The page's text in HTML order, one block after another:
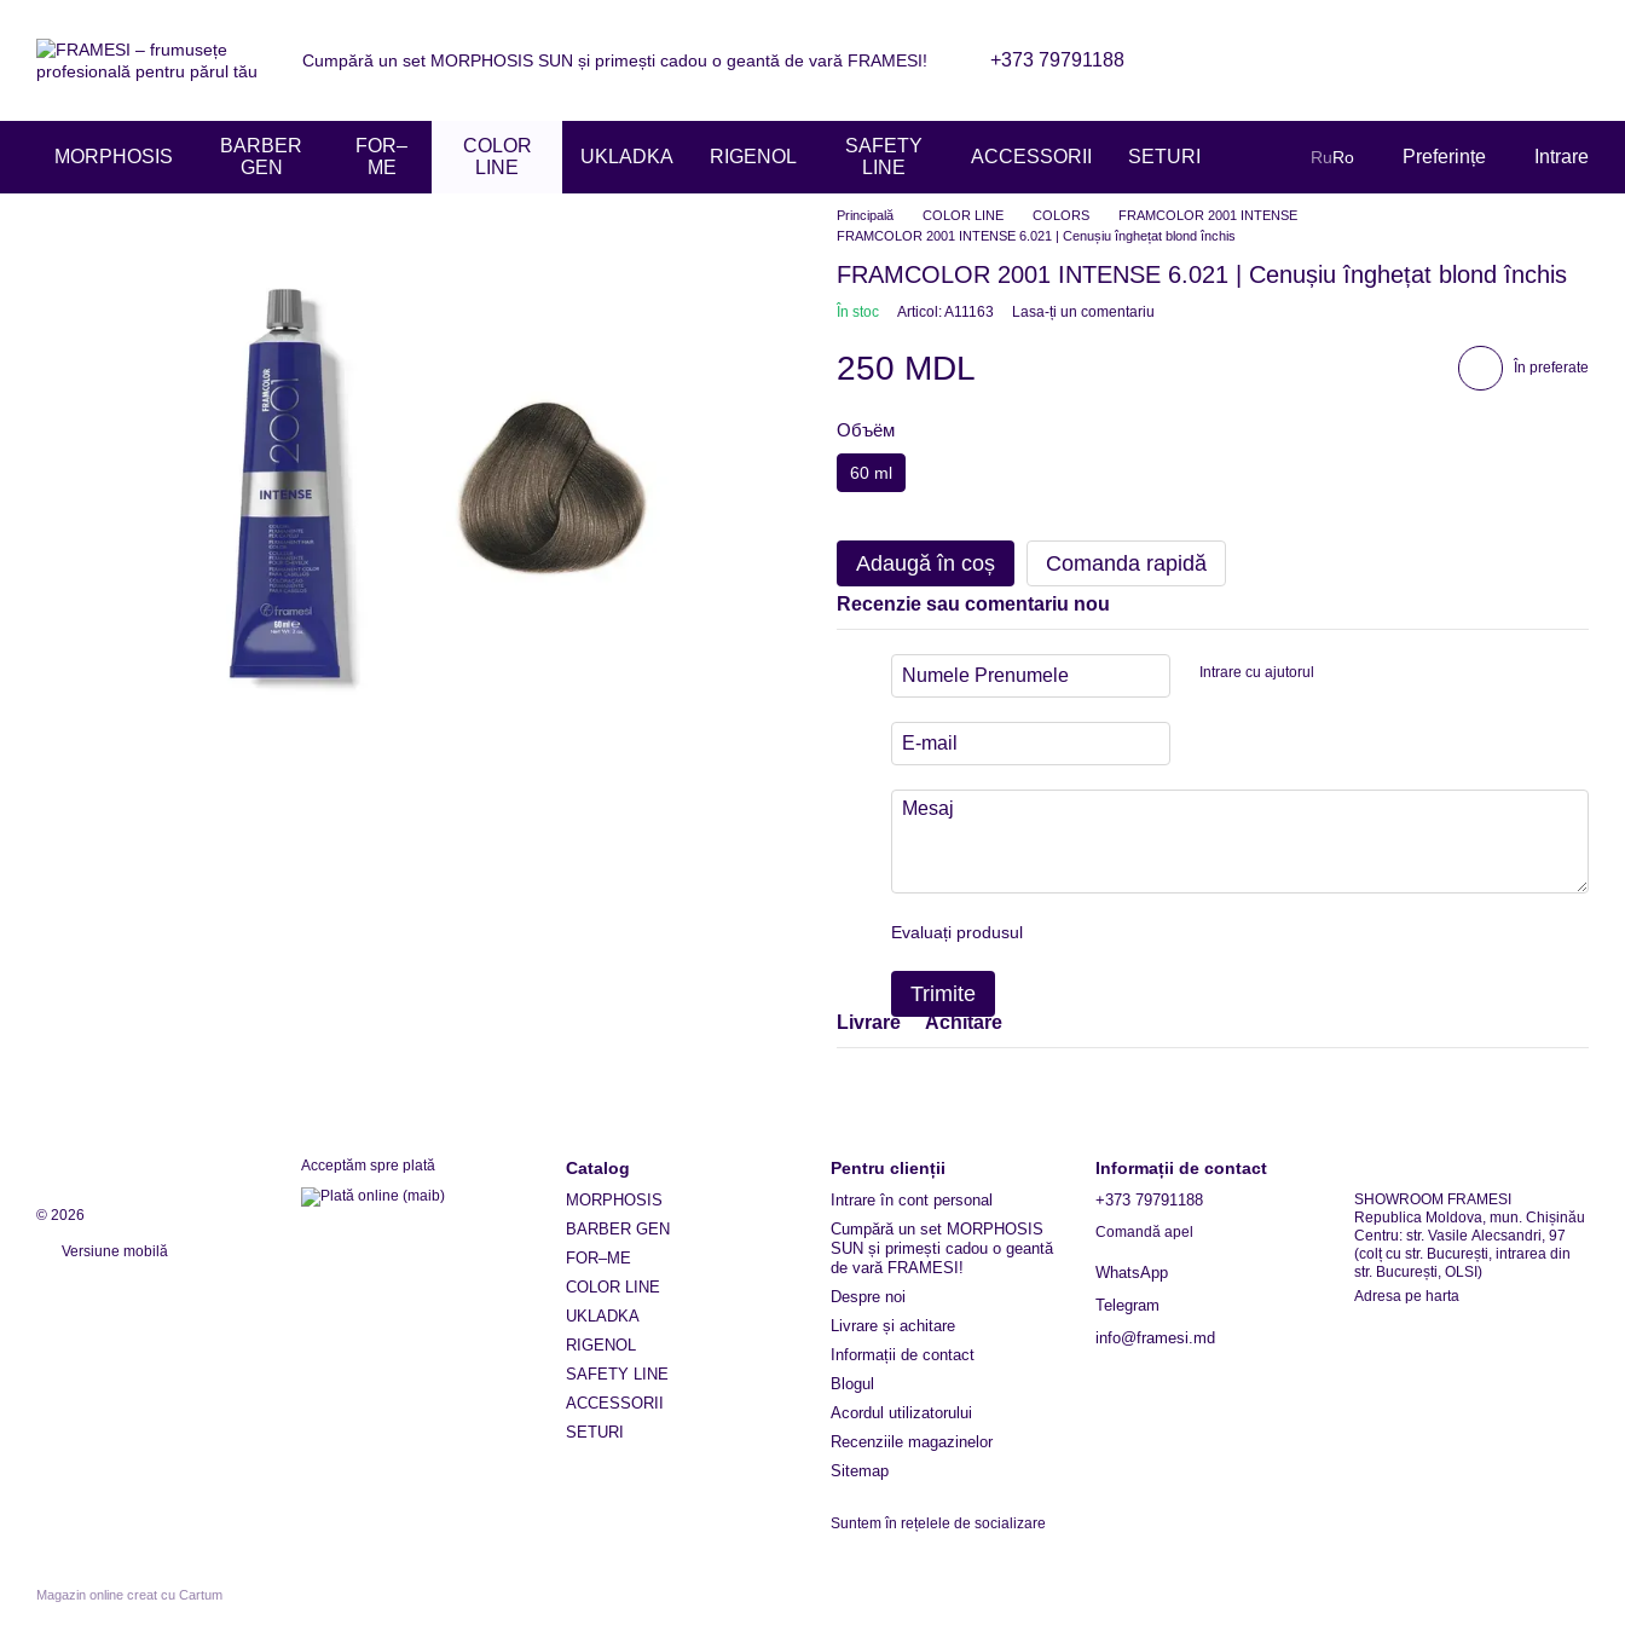
Cumpără un set MORPHOSIS SUN și primești cadou o geantă de vară FRAMESI!
+373 79791188
MORPHOSIS
BARBER
GEN
FOR–
ME
COLOR
LINE
UKLADKA RIGENOL
SAFETY
LINE
ACCESSORII SETURI RuRo Preferințe Intrare
Principală COLOR LINE COLORS
FRAMCOLOR 2001 INTENSE
FRAMCOLOR 2001 INTENSE 6.021 | Cenușiu înghețat blond închis
FRAMCOLOR 2001 INTENSE 6.021 | Cenușiu înghețat blond închis
În stoc Articol: A11163 Lasa-ți un comentariu
250 MDL În preferate
Объём
60 ml
Adaugă în coș Comanda rapidă
Recenzie sau comentariu nou
Intrare cu ajutorul
Evaluați produsul
Trimite
Livrare Achitare
© 2026
Versiune mobilă
Magazin online creat cu Cartum
Acceptăm spre plată Catalog
MORPHOSIS
BARBER GEN
FOR–ME
COLOR LINE
UKLADKA
RIGENOL
SAFETY LINE
ACCESSORII
SETURI
Pentru clienții
Intrare în cont personal
Cumpără un set MORPHOSIS
SUN și primești cadou o geantă
de vară FRAMESI!
Despre noi
Livrare și achitare
Informații de contact
Blogul
Acordul utilizatorului
Recenziile magazinelor
Sitemap
Suntem în rețelele de socializare
Informații de contact
+373 79791188
Comandă apel
WhatsApp
Telegram
info@framesi.md
SHOWROOM FRAMESI
Republica Moldova, mun. Chișinău
Centru: str. Vasile Alecsandri, 97
(colț cu str. București, intrarea din
str. București, OLSI)
Adresa pe harta